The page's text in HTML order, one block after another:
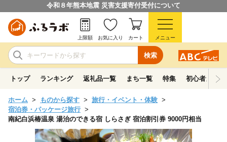
令和８年熊本地震 災害支援寄付受付について
検索
上限額 お気に入り カート メニュー
トップ ランキング 返礼品一覧 まち一覧 特集 初心者ガイド
ホーム ものから探す
旅行・イベント・体験
宿泊券・パッケージ旅行
南紀白浜椿温泉 湯治のできる宿 しらさぎ 宿泊割引券 9000円相当